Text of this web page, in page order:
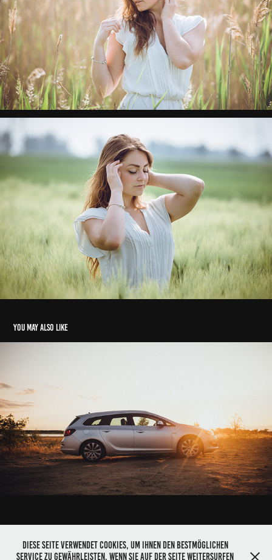
You may also like
Opel Astra J Sports Tourer
2018
Diese Seite verwendet Cookies, um Ihnen den bestmöglichen
Service zu gewährleisten. Wenn Sie auf der Seite weitersurfen